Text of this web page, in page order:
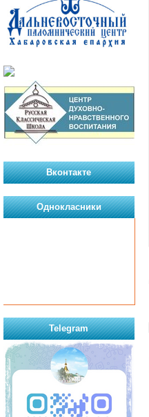
Вконтакте
Однокласники
Telegram